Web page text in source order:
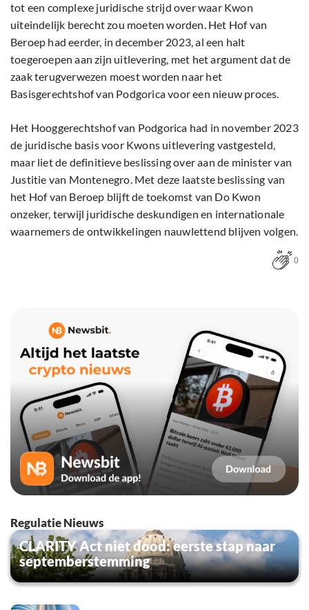
tot een complexe juridische strijd over waar Kwon
uiteindelijk berecht zou moeten worden. Het Hof van
Beroep had eerder, in december 2023, al een halt
toegeroepen aan zijn uitlevering, met het argument dat de
zaak terugverwezen moest worden naar het
Basisgerechtshof van Podgorica voor een nieuw proces.
Het Hooggerechtshof van Podgorica had in november 2023
de juridische basis voor Kwons uitlevering vastgesteld,
maar liet de definitieve beslissing over aan de minister van
Justitie van Montenegro. Met deze laatste beslissing van
het Hof van Beroep blijft de toekomst van Do Kwon
onzeker, terwijl juridische deskundigen en internationale
waarnemers de ontwikkelingen nauwlettend blijven volgen.
0
Regulatie Nieuws
CLARITY Act niet dood: eerste stap naar
septemberstemming